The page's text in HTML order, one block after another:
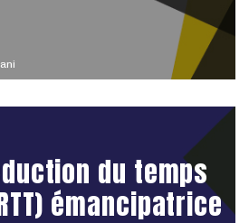
du temps
émancipatrice